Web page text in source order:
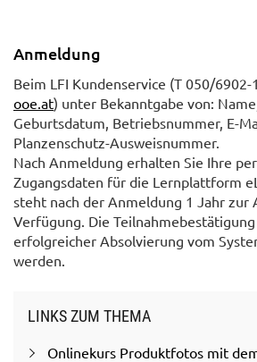
Anmeldung
Beim LFI Kundenservice (T 050/6902-
ooe.at) unter Bekanntgabe von:
Geburtsdatum, Betriebsnummer, E-
Planzenschutz-Ausweisnummer.
Nach Anmeldung erhalten Sie Ihre
Zugangsdaten für die Lernplattform
steht nach der Anmeldung 1 Jahr zur
Verfügung. Die Teilnahmebestätigung
erfolgreicher Absolvierung vom
werden.
LINKS ZUM THEMA
Onlinekurs Produktfotos mit